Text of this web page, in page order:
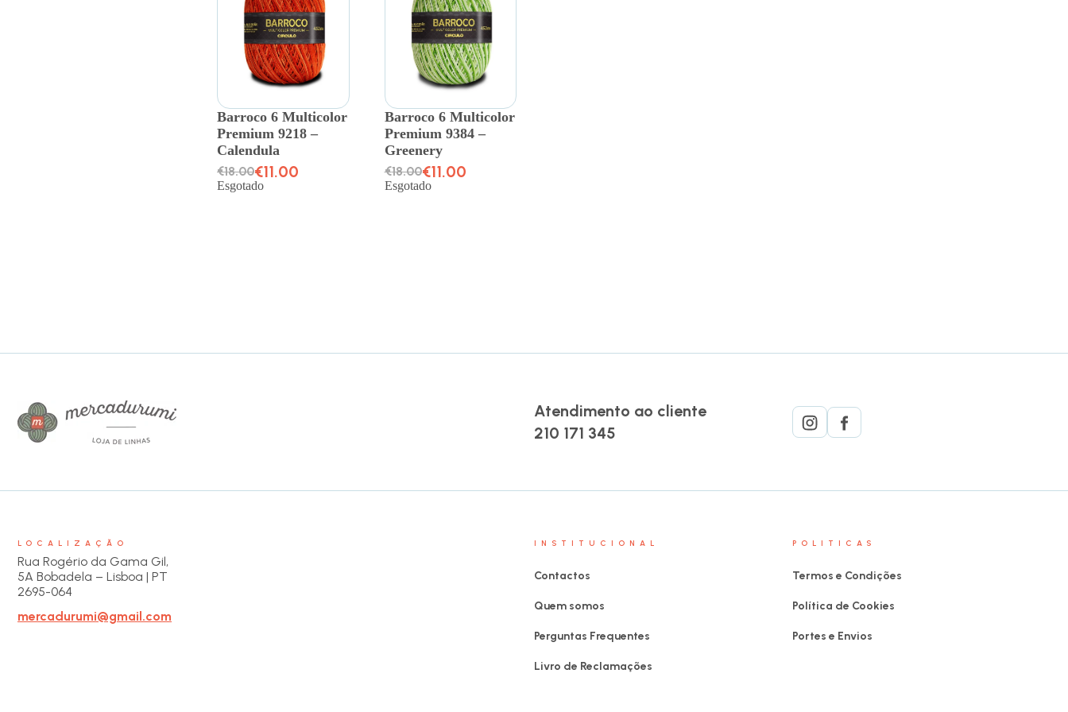
Barroco 6 Multicolor
Premium 9218 –
Calendula
€18.00€11.00
Esgotado
Barroco 6 Multicolor
Premium 9384 –
Greenery
€18.00€11.00
Esgotado
Atendimento ao cliente
210 171 345
LOCALIZAÇÃO
Rua Rogério da Gama Gil,
5A Bobadela – Lisboa | PT
2695-064
mercadurumi@gmail.com
INSTITUCIONAL
Contactos
Quem somos
Perguntas Frequentes
Livro de Reclamações
POLITICAS
Termos e Condições
Política de Cookies
Portes e Envios